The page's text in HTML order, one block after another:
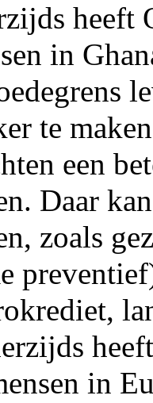
heeft
in
te
een
Daar
zoals
in